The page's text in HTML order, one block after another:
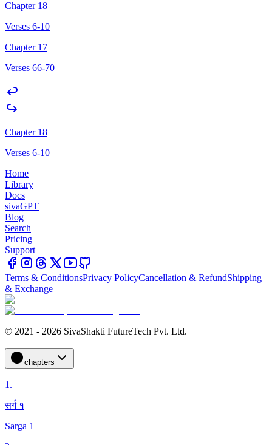
Chapter 18
Verses 6-10
Chapter 17
Verses 66-70
Chapter 18
Verses 6-10
Home
Library
Docs
sivaGPT
Blog
Search
Pricing
Support
Terms & ConditionsPrivacy PolicyCancellation & RefundShipping
& Exchange
© 2021 - 2026 SivaShakti FutureTech Pvt. Ltd.
chapters
1.
सर्ग १
Sarga 1